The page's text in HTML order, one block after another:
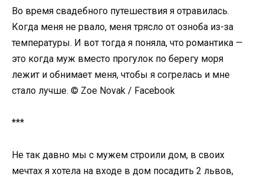
Во время свадебного путешествия я отравилась.
Когда меня не рвало, меня трясло от озноба из-за
температуры. И вот тогда я поняла, что романтика —
это когда муж вместо прогулок по берегу моря
лежит и обнимает меня, чтобы я согрелась и мне
стало лучше. © Zoe Novak / Facebook
***
Не так давно мы с мужем строили дом, в своих
мечтах я хотела на входе в дом посадить 2 львов,